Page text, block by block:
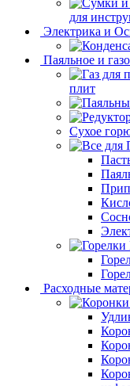
для
Электрика и
Паяльное и
плит
Сухое
Расходные